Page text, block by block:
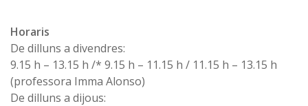
Horaris
De dilluns a divendres:
9.15 h – 13.15 h /* 9.15 h – 11.15 h / 11.15 h – 13.15 h
(professora Imma Alonso)
De dilluns a dijous: